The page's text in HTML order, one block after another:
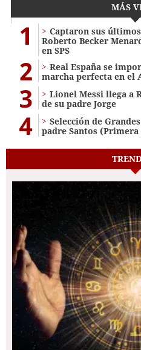
MÁS
1
Captaron sus
Roberto Becker
en SPS
2
Real España se
marcha perfecta en el
3
Lionel Messi llega a
de su padre Jorge
4
Selección de
padre Santos